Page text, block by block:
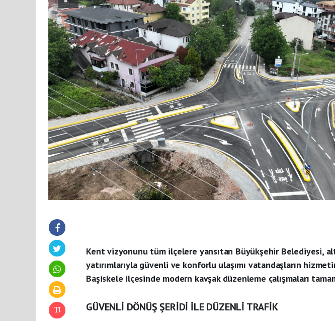
Kent vizyonunu tüm ilçelere yansıtan Büyükşehir Belediyesi,
yatırımlarıyla güvenli ve konforlu ulaşımı vatandaşların
Başiskele ilçesinde modern kavşak düzenleme çalışmaları
GÜVENLİ DÖNÜŞ ŞERİDİ İLE DÜZENLİ TRAFİK